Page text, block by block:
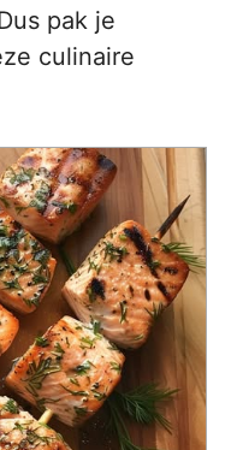
pak je
culinaire